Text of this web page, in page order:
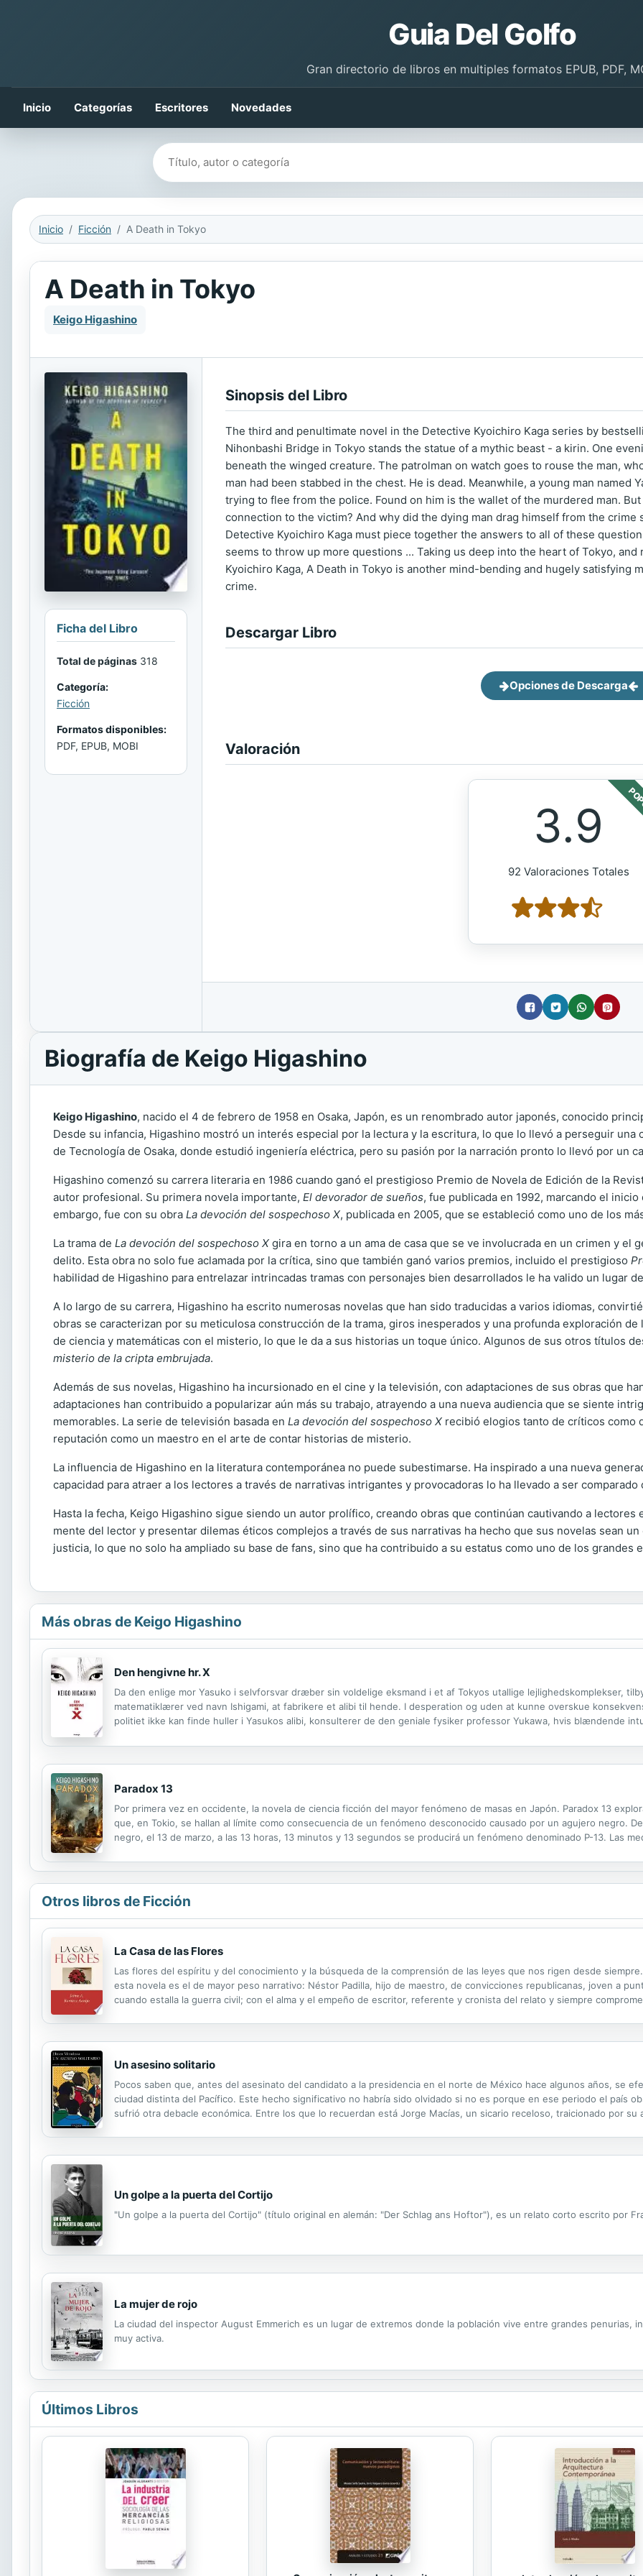
Guia Del Golfo
Gran directorio de libros en multiples formatos EPUB, PDF,
Inicio Categorías Escritores Novedades
Buscar libros
Inicio Ficción A Death in Tokyo
A Death in Tokyo
Keigo Higashino
Ficha del Libro
Total de páginas 318
Categoría:
Ficción
Formatos disponibles:
PDF, EPUB, MOBI
Sinopsis del Libro
The third and penultimate novel in the Detective Kyoichiro Kaga series by
Nihonbashi Bridge in Tokyo stands the statue of a mythic beast - a kirin. One
beneath the winged creature. The patrolman on watch goes to rouse the man,
man had been stabbed in the chest. He is dead. Meanwhile, a young man named
trying to flee from the police. Found on him is the wallet of the murdered man.
connection to the victim? And why did the dying man drag himself from the
Detective Kyoichiro Kaga must piece together the answers to all of these
seems to throw up more questions ... Taking us deep into the heart of Tokyo,
Kyoichiro Kaga, A Death in Tokyo is another mind-bending and hugely satisfying
crime.
Descargar Libro
Opciones de Descarga
Valoración
3.9
92 Valoraciones Totales
Biografía de Keigo Higashino
Keigo Higashino, nacido el 4 de febrero de 1958 en Osaka, Japón, es un renombrado autor japonés, conocido
Desde su infancia, Higashino mostró un interés especial por la lectura y la escritura, lo que lo llevó a perseguir
de Tecnología de Osaka, donde estudió ingeniería eléctrica, pero su pasión por la narración pronto lo llevó por un
Higashino comenzó su carrera literaria en 1986 cuando ganó el prestigioso Premio de Novela de Edición de la
autor profesional. Su primera novela importante, El devorador de sueños, fue publicada en 1992, marcando el
embargo, fue con su obra La devoción del sospechoso X, publicada en 2005, que se estableció como uno de los
La trama de La devoción del sospechoso X gira en torno a un ama de casa que se ve involucrada en un crimen y el
delito. Esta obra no solo fue aclamada por la crítica, sino que también ganó varios premios, incluido el prestigioso
habilidad de Higashino para entrelazar intrincadas tramas con personajes bien desarrollados le ha valido un lugar
A lo largo de su carrera, Higashino ha escrito numerosas novelas que han sido traducidas a varios idiomas,
obras se caracterizan por su meticulosa construcción de la trama, giros inesperados y una profunda exploración
de ciencia y matemáticas con el misterio, lo que le da a sus historias un toque único. Algunos de sus otros títulos
misterio de la cripta embrujada.
Además de sus novelas, Higashino ha incursionado en el cine y la televisión, con adaptaciones de sus obras que
adaptaciones han contribuido a popularizar aún más su trabajo, atrayendo a una nueva audiencia que se siente
memorables. La serie de televisión basada en La devoción del sospechoso X recibió elogios tanto de críticos como
reputación como un maestro en el arte de contar historias de misterio.
La influencia de Higashino en la literatura contemporánea no puede subestimarse. Ha inspirado a una nueva
capacidad para atraer a los lectores a través de narrativas intrigantes y provocadoras lo ha llevado a ser
Hasta la fecha, Keigo Higashino sigue siendo un autor prolífico, creando obras que continúan cautivando a lectores
mente del lector y presentar dilemas éticos complejos a través de sus narrativas ha hecho que sus novelas sean
justicia, lo que no solo ha ampliado su base de fans, sino que ha contribuido a su estatus como uno de los grandes
Más obras de Keigo Higashino
Den hengivne hr. X
Da den enlige mor Yasuko i selvforsvar dræber sin voldelige eksmand i et af Tokyos utallige lejlighedskomplekser,
matematiklærer ved navn Ishigami, at fabrikere et alibi til hende. I desperation og uden at kunne overskue
politiet ikke kan finde huller i Yasukos alibi, konsulterer de den geniale fysiker professor Yukawa, hvis blændende
Paradox 13
Por primera vez en occidente, la novela de ciencia ficción del mayor fenómeno de masas en Japón. Paradox 13
que, en Tokio, se hallan al límite como consecuencia de un fenómeno desconocido causado por un agujero negro.
negro, el 13 de marzo, a las 13 horas, 13 minutos y 13 segundos se producirá un fenómeno denominado P-13. Las
Otros libros de Ficción
La Casa de las Flores
Las flores del espíritu y del conocimiento y la búsqueda de la comprensión de las leyes que nos rigen desde
esta novela es el de mayor peso narrativo: Néstor Padilla, hijo de maestro, de convicciones republicanas, joven a
cuando estalla la guerra civil; con el alma y el empeño de escritor, referente y cronista del relato y siempre
Un asesino solitario
Pocos saben que, antes del asesinato del candidato a la presidencia en el norte de México hace algunos años, se
ciudad distinta del Pacífico. Este hecho significativo no habría sido olvidado si no es porque en ese periodo el país
sufrió otra debacle económica. Entre los que lo recuerdan está Jorge Macías, un sicario receloso, traicionado por su
Un golpe a la puerta del Cortijo
"Un golpe a la puerta del Cortijo" (título original en alemán: "Der Schlag ans Hoftor"), es un relato corto escrito por
La mujer de rojo
La ciudad del inspector August Emmerich es un lugar de extremos donde la población vive entre grandes penurias,
muy activa.
Últimos Libros